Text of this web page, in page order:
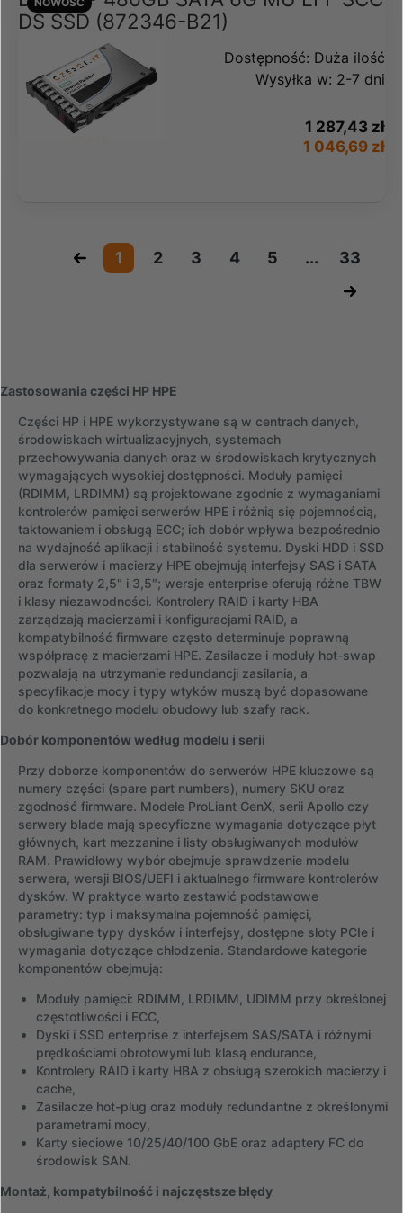
DS SSD (872346-B21)
Dostępność: Duża ilość
Wysyłka w: 2-7 dni
1 287,43 zł
1 046,69 zł
« 1 2 3 4 5 ...
33
»
Zastosowania części HP HPE
Części HP i HPE wykorzystywane są w centrach danych,
środowiskach wirtualizacyjnych, systemach
przechowywania danych oraz w środowiskach krytycznych
wymagających wysokiej dostępności. Moduły pamięci
(RDIMM, LRDIMM) są projektowane zgodnie z wymaganiami
kontrolerów pamięci serwerów HPE i różnią się pojemnością,
taktowaniem i obsługą ECC; ich dobór wpływa bezpośrednio
na wydajność aplikacji i stabilność systemu. Dyski HDD i SSD
dla serwerów i macierzy HPE obejmują interfejsy SAS i SATA
oraz formaty 2,5" i 3,5"; wersje enterprise oferują różne TBW
i klasy niezawodności. Kontrolery RAID i karty HBA
zarządzają macierzami i konfiguracjami RAID, a
kompatybilność firmware często determinuje poprawną
współpracę z macierzami HPE. Zasilacze i moduły hot-swap
pozwalają na utrzymanie redundancji zasilania, a
specyfikacje mocy i typy wtyków muszą być dopasowane
do konkretnego modelu obudowy lub szafy rack.
Dobór komponentów według modelu i serii
Przy doborze komponentów do serwerów HPE kluczowe są
numery części (spare part numbers), numery SKU oraz
zgodność firmware. Modele ProLiant GenX, serii Apollo czy
serwery blade mają specyficzne wymagania dotyczące płyt
głównych, kart mezzanine i listy obsługiwanych modułów
RAM. Prawidłowy wybór obejmuje sprawdzenie modelu
serwera, wersji BIOS/UEFI i aktualnego firmware kontrolerów
dysków. W praktyce warto zestawić podstawowe
parametry: typ i maksymalna pojemność pamięci,
obsługiwane typy dysków i interfejsy, dostępne sloty PCIe i
wymagania dotyczące chłodzenia. Standardowe kategorie
komponentów obejmują:
Moduły pamięci: RDIMM, LRDIMM, UDIMM przy określonej
częstotliwości i ECC,
Dyski i SSD enterprise z interfejsem SAS/SATA i różnymi
prędkościami obrotowymi lub klasą endurance,
Kontrolery RAID i karty HBA z obsługą szerokich macierzy i
cache,
Zasilacze hot-plug oraz moduły redundantne z określonymi
parametrami mocy,
Karty sieciowe 10/25/40/100 GbE oraz adaptery FC do
środowisk SAN.
Montaż, kompatybilność i najczęstsze błędy